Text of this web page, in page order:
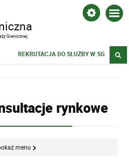
Granicznej
REKRUTACJA DO SŁUŻBY W SG
rynkowe
menu